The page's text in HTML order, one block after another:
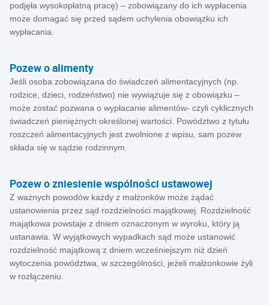
podjęła wysokopłatną pracę) – zobowiązany do ich wypłacenia
może domagać się przed sądem uchylenia obowiązku ich
wypłacania.
Pozew o alimenty
Jeśli osoba zobowiązana do świadczeń alimentacyjnych (np.
rodzice, dzieci, rodzeństwo) nie wywiązuje się z obowiązku –
może zostać pozwana o wypłacanie alimentów- czyli cyklicznych
świadczeń pieniężnych określonej wartości. Powództwo z tytułu
roszczeń alimentacyjnych jest zwolnione z wpisu, sam pozew
składa się w sądzie rodzinnym.
Pozew o zniesienie wspólności ustawowej
Z ważnych powodów każdy z małżonków może żądać
ustanowienia przez sąd rozdzielności majątkowej. Rozdzielność
majątkowa powstaje z dniem oznaczonym w wyroku, który ją
ustanawia. W wyjątkowych wypadkach sąd może ustanowić
rozdzielność majątkową z dniem wcześniejszym niż dzień
wytoczenia powództwa, w szczególności, jeżeli małżonkowie żyli
w rozłączeniu.